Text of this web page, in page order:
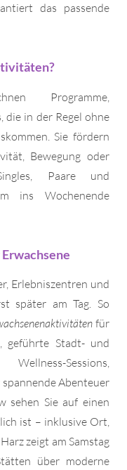
das passende
Programme,
die in der Regel ohne
Sie fördern
Bewegung oder
Paare und
ins Wochenende
Erlebniszentren und
später am Tag. So
für
geführte Stadt- und
Sessions,
Abenteuer
sehen Sie auf einen
ist – inklusive Ort,
zeigt am Samstag
über moderne